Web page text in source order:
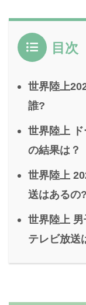
目次
世界陸上
誰?
世界陸上
の結果は？
世界陸上
送はあるの
世界陸上
テレビ放送